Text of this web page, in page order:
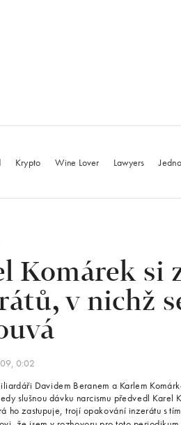
Krypto Wine Lover Lawyers
Komárek si
v nichž
0:02
Davidem Beranem a Karlem
slušnou dávku narcismu předvedl Karel
ho zastupuje, trojí opakování inzerátu s